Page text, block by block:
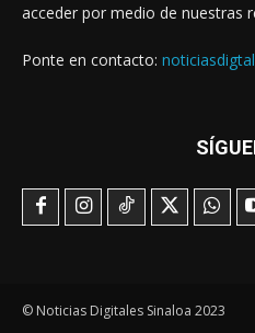
acceder por medio de nuestras
Ponte en contacto:
© Noticias Digitales Sinaloa 2023